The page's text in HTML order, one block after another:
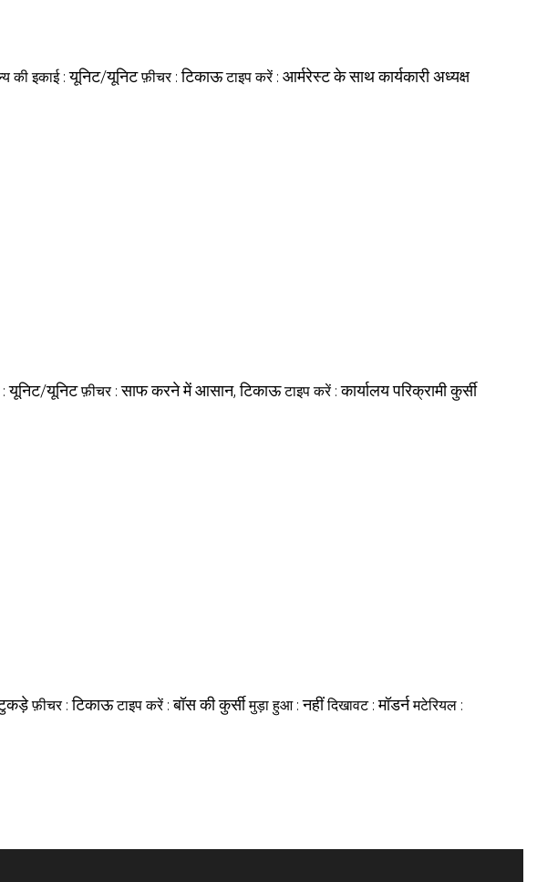
की इकाई :यूनिट/यूनिट फ़ीचर :टिकाऊ टाइप करें : आर्मरेस्ट के साथ कार्यकारी अध्यक्ष
:यूनिट/यूनिट फ़ीचर :साफ करने में आसान, टिकाऊ टाइप करें :कार्यालय परिक्रामी कुर्सी
फ़ीचर :टिकाऊ टाइप करें :बॉस की कुर्सी मुड़ा हुआ :नहीं दिखावट :मॉडर्न मटेरियल :